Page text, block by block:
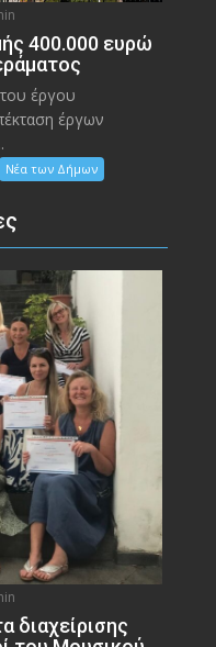
400.000 ευρώ
έργου
έργων
Νέα των Δήμων
διαχείρισης